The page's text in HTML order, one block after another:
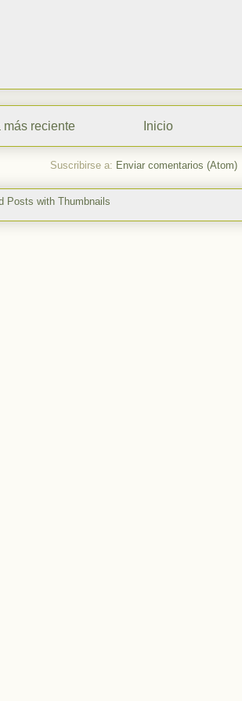
más reciente Inicio
Suscribirse a: Enviar comentarios (Atom)